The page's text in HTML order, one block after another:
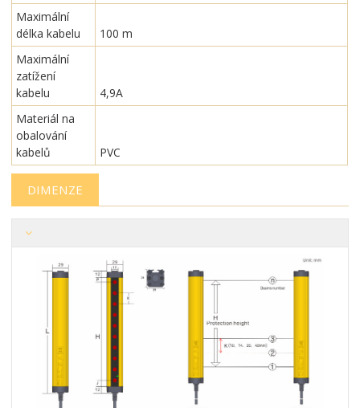
Maximální
délka kabelu
100 m
Maximální
zatížení
kabelu
4,9A
Materiál na
obalování
kabelů
PVC
DIMENZE